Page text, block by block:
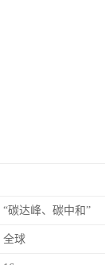
“碳达峰、碳中和”
全球